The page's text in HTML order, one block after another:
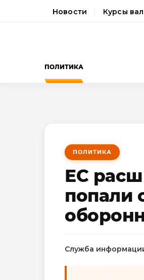
Новости Курсы
ПОЛИТИКА
ПОЛИТИКА
ЕС
попали
Служба